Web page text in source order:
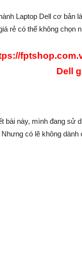
Laptop Dell cơ
rẻ có thể không chọn
Dell
bài này, mình đang sử
có lẽ không dành